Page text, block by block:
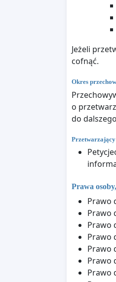
Jeżeli
cofnąć.
Okres
o
do
Przetwarzający
Prawa
Prawo
Prawo
Prawo
Prawo
Prawo
Prawo
Prawo